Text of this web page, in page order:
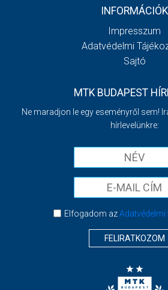
INFORMÁCIÓK
Impresszum
Adatvédelmi
Sajtó
MTK BUDAPEST
Ne maradjon le egy eseményről sem!
hírlevelünkre:
Elfogadom az
FELIRATKOZOM